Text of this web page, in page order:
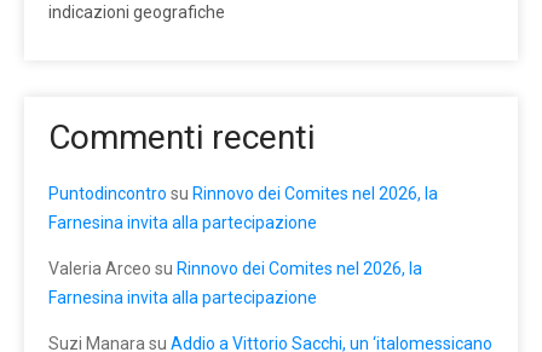
indicazioni geografiche
Commenti recenti
Puntodincontro su Rinnovo dei Comites nel 2026, la
Farnesina invita alla partecipazione
Valeria Arceo su Rinnovo dei Comites nel 2026, la
Farnesina invita alla partecipazione
Suzi Manara su Addio a Vittorio Sacchi, un ‘italomessicano